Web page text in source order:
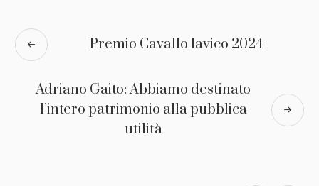
Premio Cavallo lavico 2024
Adriano Gaito: Abbiamo destinato
l’intero patrimonio alla pubblica
utilità